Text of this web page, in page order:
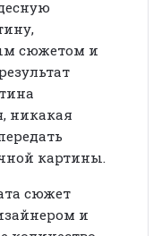
сюжетом и
никакая
картины.
сюжет
и